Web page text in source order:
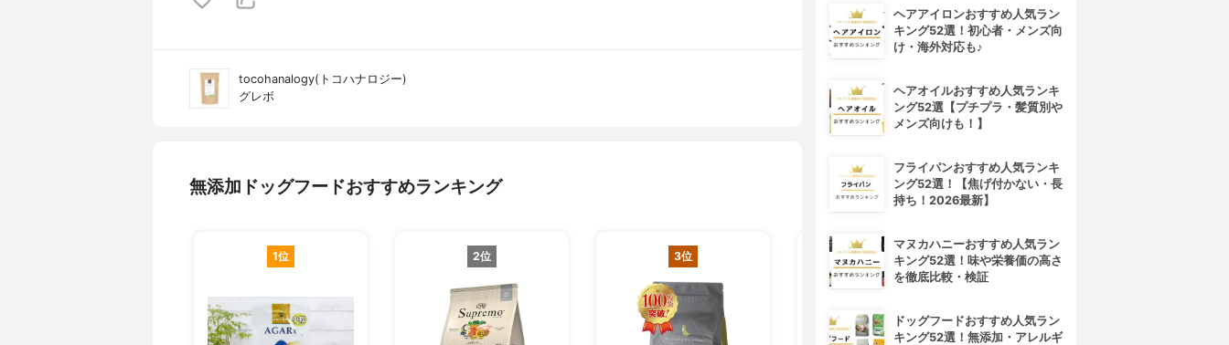
tocohanalogy(トコハナロジー)
グレボ
無添加ドッグフードおすすめランキング
1位 2位 3位 4位
ヘアアイロンおすすめ人気ラン
キング52選！初心者・メンズ向
け・海外対応も♪
ヘアオイルおすすめ人気ランキ
ング52選【プチプラ・髪質別や
メンズ向けも！】
フライパンおすすめ人気ランキ
ング52選！【焦げ付かない・長
持ち！2026最新】
マヌカハニーおすすめ人気ラン
キング52選！味や栄養価の高さ
を徹底比較・検証
ドッグフードおすすめ人気ラン
キング52選！無添加・アレルギ